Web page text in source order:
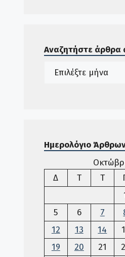
Αναζητήστε άρθρα
Ιστορικό
Ημερολόγιο
ΔΔευτέρα
ΤΤρίτηΤ
5
6 7
12
13 14
19
20 21